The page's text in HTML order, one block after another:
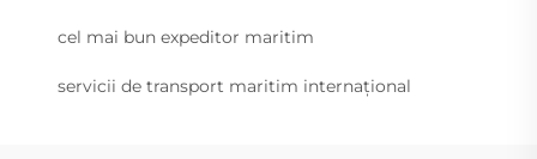
cel mai bun expeditor maritim
servicii de transport maritim internațional